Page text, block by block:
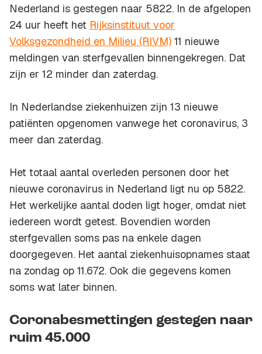
Nederland is gestegen naar 5822. In de afgelopen
24 uur heeft het Rijksinstituut voor
Volksgezondheid en Milieu (RIVM) 11 nieuwe
meldingen van sterfgevallen binnengekregen. Dat
zijn er 12 minder dan zaterdag.
In Nederlandse ziekenhuizen zijn 13 nieuwe
patiënten opgenomen vanwege het coronavirus, 3
meer dan zaterdag.
Het totaal aantal overleden personen door het
nieuwe coronavirus in Nederland ligt nu op 5822.
Het werkelijke aantal doden ligt hoger, omdat niet
iedereen wordt getest. Bovendien worden
sterfgevallen soms pas na enkele dagen
doorgegeven. Het aantal ziekenhuisopnames staat
na zondag op 11.672. Ook die gegevens komen
soms wat later binnen.
Coronabesmettingen gestegen naar
ruim 45.000